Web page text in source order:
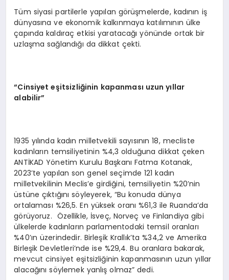
Tüm siyasi partilerle yapılan görüşmelerde, kadının iş
dünyasına ve ekonomik kalkınmaya katılımının ülke
çapında kaldıraç etkisi yaratacağı yönünde ortak bir
uzlaşma sağlandığı da dikkat çekti.
“Cinsiyet eşitsizliğinin kapanması uzun yıllar
alabilir”
1935 yılında kadın milletvekili sayısının 18, mecliste
kadınların temsiliyetinin %4,3 olduğuna dikkat çeken
ANTİKAD Yönetim Kurulu Başkanı Fatma Kotanak,
2023’te yapılan son genel seçimde 121 kadın
milletvekilinin Meclis’e girdiğini, temsiliyetin %20’nin
üstüne çıktığını söyleyerek, “Bu konuda dünya
ortalaması %26,5. En yüksek oranı %61,3 ile Ruanda’da
görüyoruz. Özellikle, İsveç, Norveç ve Finlandiya gibi
ülkelerde kadınların parlamentodaki temsil oranları
%40’ın üzerindedir. Birleşik Krallık’ta %34,2 ve Amerika
Birleşik Devletleri’nde ise %29,4. Bu oranlara bakarak,
mevcut cinsiyet eşitsizliğinin kapanmasının uzun yıllar
alacağını söylemek yanlış olmaz” dedi.